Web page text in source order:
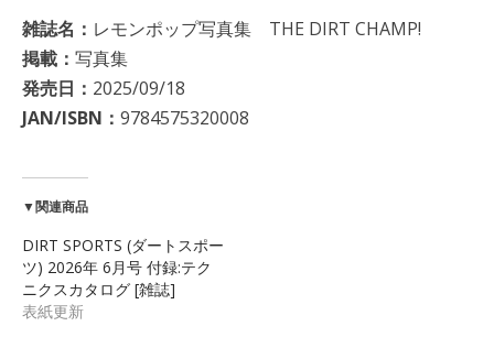
雑誌名： レモンポップ写真集 THE DIRT CHAMP!
掲載： 写真集
発売日： 2025/09/18
JAN/ISBN： 9784575320008
▼関連商品
DIRT SPORTS (ダートスポー
ツ) 2026年 6月号 付録:テク
ニクスカタログ [雑誌]
表紙更新